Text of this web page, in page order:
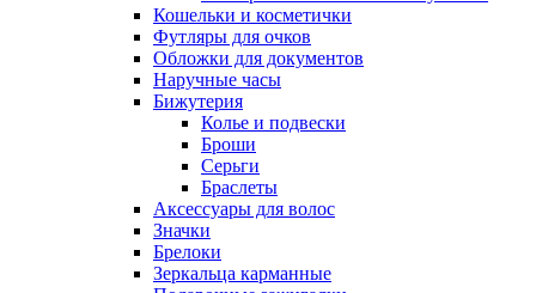
Кошельки и косметички
Футляры для очков
Обложки для документов
Наручные часы
Бижутерия
Колье и подвески
Броши
Серьги
Браслеты
Аксессуары для волос
Значки
Брелоки
Зеркальца карманные